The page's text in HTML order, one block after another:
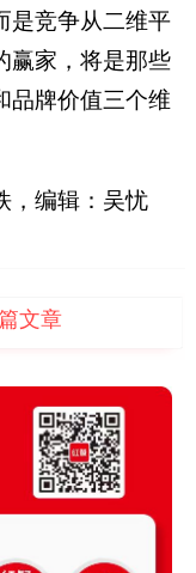
是竞争从二维平
赢家，将是那些
品牌价值三个维
，编辑：吴忧
文章